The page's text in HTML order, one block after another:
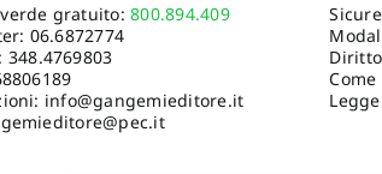
gratuito:800.894.409
06.6872774
348.4769803
info@gangemieditore.it